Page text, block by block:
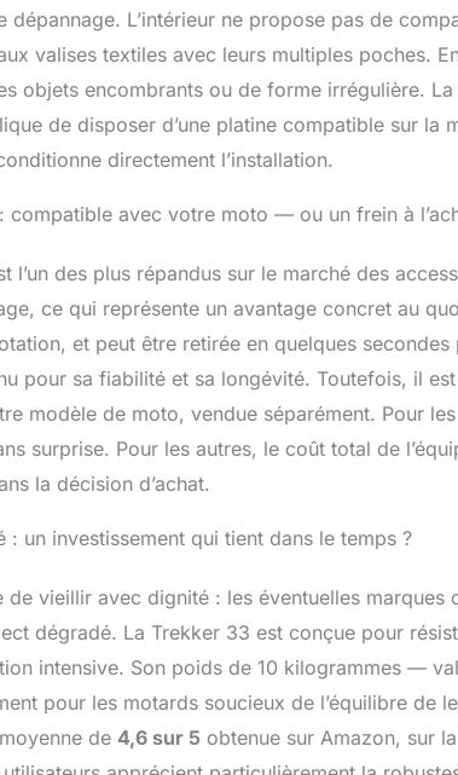
dépannage. L’intérieur ne propose pas de
valises textiles avec leurs multiples poches.
objets encombrants ou de forme irrégulière.
de disposer d’une platine compatible sur la
directement l’installation.
compatible avec votre moto — ou un frein à
l’un des plus répandus sur le marché des
ce qui représente un avantage concret au
et peut être retirée en quelques
pour sa fiabilité et sa longévité. Toutefois, il
modèle de moto, vendue séparément. Pour
surprise. Pour les autres, le coût total de
la décision d’achat.
un investissement qui tient dans le temps ?
de vieillir avec dignité : les éventuelles
dégradé. La Trekker 33 est conçue pour
intensive. Son poids de 10 kilogrammes —
pour les motards soucieux de l’équilibre de
de 4,6 sur 5 obtenue sur Amazon, sur